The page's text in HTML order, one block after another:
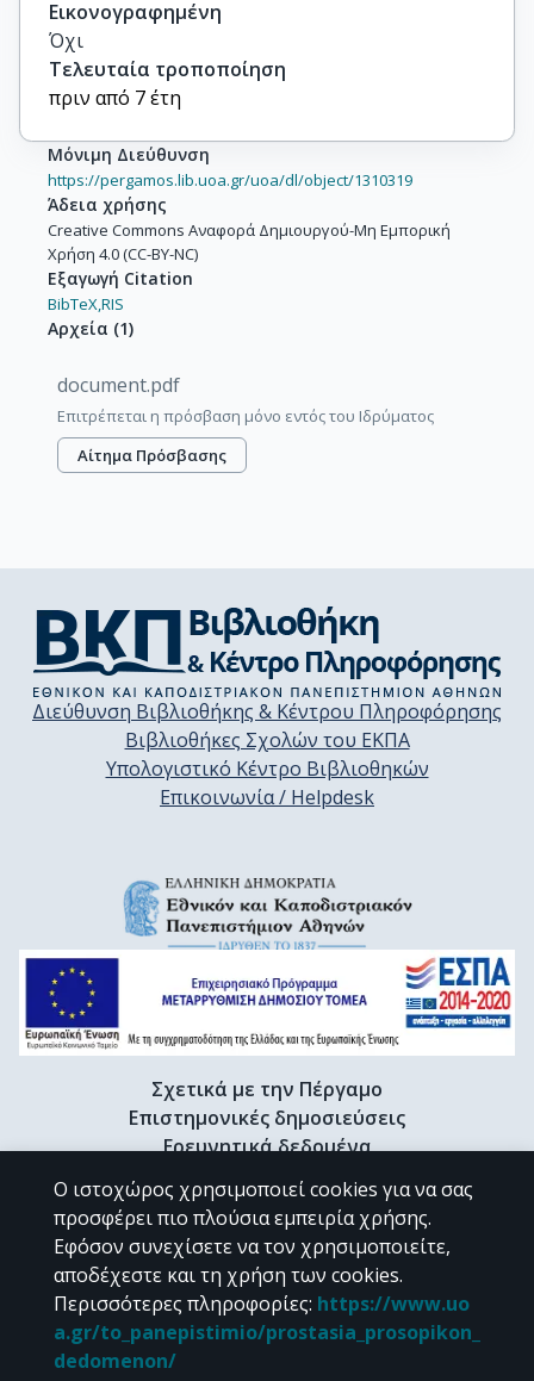
Εικονογραφημένη
Όχι
Τελευταία τροποποίηση
πριν από 7 έτη
Μόνιμη Διεύθυνση
https://pergamos.lib.uoa.gr/uoa/dl/object/1310319
Άδεια χρήσης
Creative Commons Αναφορά Δημιουργού-Μη Εμπορική
Χρήση 4.0 (CC-BY-NC)
Εξαγωγή Citation
BibTeX,RIS
Αρχεία (1)
document.pdf
Επιτρέπεται η πρόσβαση μόνο εντός του Ιδρύματος
Αίτημα Πρόσβασης
Διεύθυνση Βιβλιοθήκης & Κέντρου Πληροφόρησης
Βιβλιοθήκες Σχολών του ΕΚΠΑ
Υπολογιστικό Κέντρο Βιβλιοθηκών
Επικοινωνία / Helpdesk
Σχετικά με την Πέργαμο
Επιστημονικές δημοσιεύσεις
Ερευνητικά δεδομένα
Διδακτορικές διατριβές & Γκρίζα βιβλιογραφία
Προφίλ Ερευνητή
CC BY-NC 4.0
Εκτός αν αναφέρεται διαφορετικά, το υλικό της "Περγάμου" διατίθεται
Ο ιστοχώρος χρησιμοποιεί cookies για να σας
προσφέρει πιο πλούσια εμπειρία χρήσης.
Εφόσον συνεχίσετε να τον χρησιμοποιείτε,
αποδέχεστε και τη χρήση των cookies.
Περισσότερες πληροφορίες: https://www.uo
a.gr/to_panepistimio/prostasia_prosopikon_
dedomenon/